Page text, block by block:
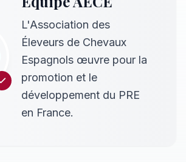
L'Association des
Éleveurs de Chevaux
Espagnols œuvre pour la
promotion et le
développement du PRE
en France.